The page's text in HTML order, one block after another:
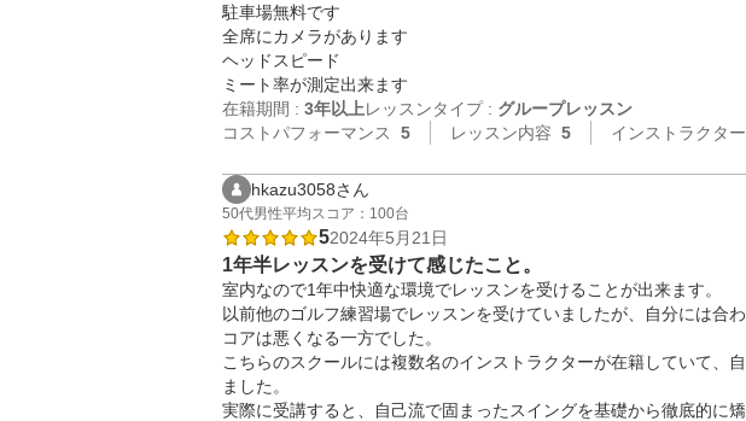
駐車場無料です
全席にカメラがあります
ヘッドスピード
在籍期間 : 3年以上レッスンタイプ : グループレッスン
コストパフォーマンス
5 レッスン内容 5 インストラクター
hkazu3058さん
50代男性平均スコア：100台
52024年5月21日
1年半レッスンを受けて感じたこと。
室内なので1年中快適な環境でレッスンを受けることが出来ます。
以前他のゴルフ練習場でレッスンを受けていましたが、自分には合
コアは悪くなる一方でした。
こちらのスクールには複数名のインストラクターが在籍していて、
ました。
実際に受講すると、自己流で固まったスイングを基礎から徹底的に